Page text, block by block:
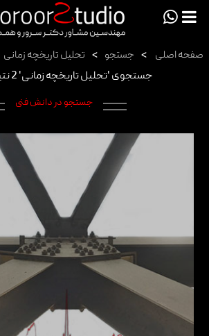
×
طراحی
تماس با ما
صفحه اصلی > جستجو > تحلیل تاریخچه زمانی
جستجوی 'تحلیل تاریخچه زمانی' 2 نتیجه داشت:
جستجو در دانش فنی